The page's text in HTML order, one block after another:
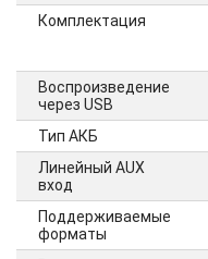
Комплектация
Воспроизведение
через USB
Тип АКБ
Линейный AUX
вход
Поддерживаемые
форматы